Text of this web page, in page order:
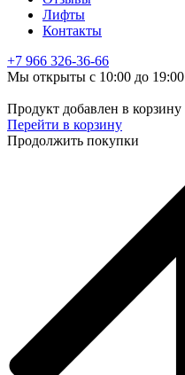
Лифты
Контакты
+7 966 326-36-66
Мы открыты с 10:00 до 19:00
Продукт добавлен в корзину
Перейти в корзину
Продолжить покупки